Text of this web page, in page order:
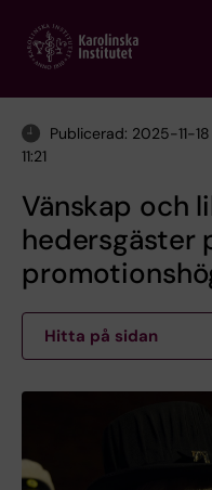
main
Publicerad: 2025-11-
11:21
Vänskap och
hedersgäster
Hitta på sidan